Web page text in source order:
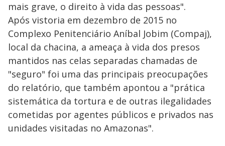
mais grave, o direito à vida das pessoas".
Após vistoria em dezembro de 2015 no
Complexo Penitenciário Aníbal Jobim (Compaj),
local da chacina, a ameaça à vida dos presos
mantidos nas celas separadas chamadas de
"seguro" foi uma das principais preocupações
do relatório, que também apontou a "prática
sistemática da tortura e de outras ilegalidades
cometidas por agentes públicos e privados nas
unidades visitadas no Amazonas".